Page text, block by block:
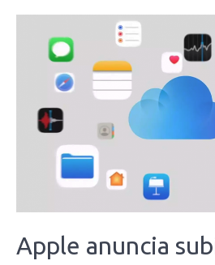
Apple anuncia